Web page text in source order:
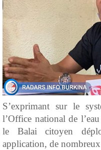
S’exprimant sur le
l’Office national de
le Balai citoyen
application, de